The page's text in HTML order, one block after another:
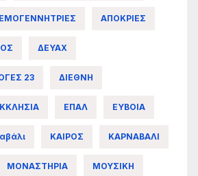
ΑΠΟΚΡΙΕΣ
ΔΕΥΑΧ
23 ΔΙΕΘΝΗ
ΕΠΑΛ ΕΥΒΟΙΑ
ΚΑΙΡΟΣ ΚΑΡΝΑΒΑΛΙ
ΜΟΝΑΣΤΗΡΙΑ ΜΟΥΣΙΚΗ